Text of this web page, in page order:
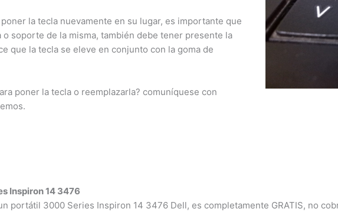
la tecla nuevamente en su lugar, es importante que
soporte de la misma, también debe tener presente la
que la tecla se eleve en conjunto con la goma de
poner la tecla o reemplazarla? comuníquese con
Inspiron 14 3476
portátil 3000 Series Inspiron 14 3476 Dell, es completamente GRATIS, no
¿Necesitas un experto?
Comunícate con nosotros
Bogota – Colombia